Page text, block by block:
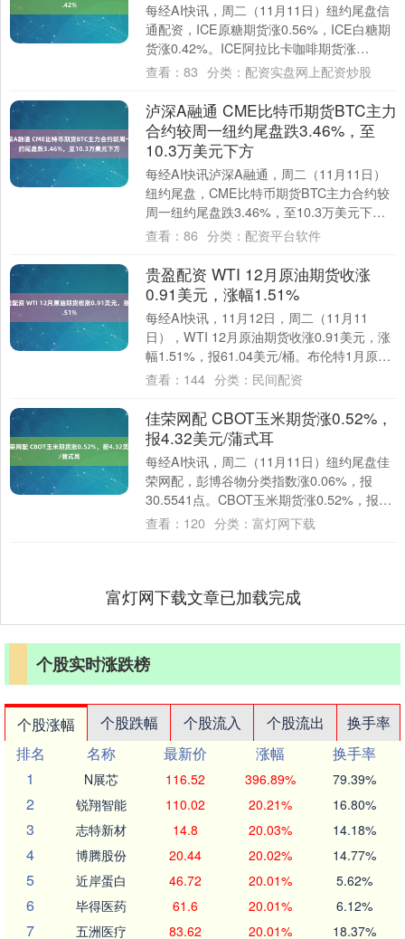
每经AI快讯，周二（11月11日）纽约尾盘信
通配资，ICE原糖期货涨0.56%，ICE白糖期
货涨0.42%。ICE阿拉比卡咖啡期货涨
2.19%，咖啡“C”期货涨....
查看： 83 分类： 配资实盘网上配资炒股
泸深A融通 CME比特币期货BTC主力
合约较周一纽约尾盘跌3.46%，至
10.3万美元下方
每经AI快讯泸深A融通，周二（11月11日）
纽约尾盘，CME比特币期货BTC主力合约较
周一纽约尾盘跌3.46%，至10.3万美元下
方。CME以太币期货DCR主力....
查看： 86 分类： 配资平台软件
贵盈配资 WTI 12月原油期货收涨
0.91美元，涨幅1.51%
每经AI快讯，11月12日，周二（11月11
日），WTI 12月原油期货收涨0.91美元，涨
幅1.51%，报61.04美元/桶。布伦特1月原油
期货收涨1.10美....
查看： 144 分类： 民间配资
佳荣网配 CBOT玉米期货涨0.52%，
报4.32美元/蒲式耳
每经AI快讯，周二（11月11日）纽约尾盘佳
荣网配，彭博谷物分类指数涨0.06%，报
30.5541点。CBOT玉米期货涨0.52%，报
4.32美元/蒲式耳。CB....
查看： 120 分类： 富灯网下载
富灯网下载文章已加载完成
个股实时涨跌榜
个股涨幅 个股跌幅 个股流入 个股流出
换手率
排名
名称 最新价 涨幅
换手率
1
N展芯 116.52 396.89% 79.39%
2 锐翔智能 110.02 20.21% 16.80%
3 志特新材 14.8 20.03% 14.18%
4 博腾股份 20.44 20.02% 14.77%
5 近岸蛋白 46.72 20.01% 5.62%
6 毕得医药 61.6 20.01% 6.12%
7 五洲医疗 83.62 20.01% 18.37%